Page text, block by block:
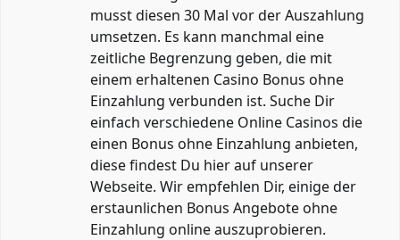
musst diesen 30 Mal vor der Auszahlung
umsetzen. Es kann manchmal eine
zeitliche Begrenzung geben, die mit
einem erhaltenen Casino Bonus ohne
Einzahlung verbunden ist. Suche Dir
einfach verschiedene Online Casinos die
einen Bonus ohne Einzahlung anbieten,
diese findest Du hier auf unserer
Webseite. Wir empfehlen Dir, einige der
erstaunlichen Bonus Angebote ohne
Einzahlung online auszuprobieren.